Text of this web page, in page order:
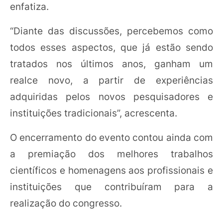
enfatiza.
“Diante das discussões, percebemos como
todos esses aspectos, que já estão sendo
tratados nos últimos anos, ganham um
realce novo, a partir de experiências
adquiridas pelos novos pesquisadores e
instituições tradicionais”, acrescenta.
O encerramento do evento contou ainda com
a premiação dos melhores trabalhos
científicos e homenagens aos profissionais e
instituições que contribuíram para a
realização do congresso.